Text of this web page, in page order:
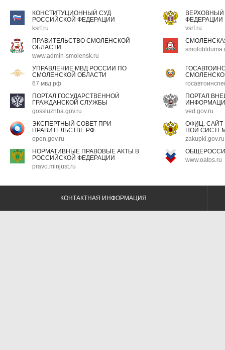
КОНСТИТУЦИОННЫЙ СУД
РОССИЙСКОЙ ФЕДЕРАЦИИ
ksrf.ru
ФЕДЕРАЦИИ
vsrf.ru
ПРАВИТЕЛЬСТВО СМОЛЕНСКОЙ
ОБЛАСТИ
www.admin-smolensk.ru
УПРАВЛЕНИЕ МВД РОССИИ ПО
СМОЛЕНСКОЙ ОБЛАСТИ
67.мвд.рф
ПОРТАЛ ГОСУДАРСТВЕННОЙ
ГРАЖДАНСКОЙ СЛУЖБЫ
gossluzhba.gov.ru
ПОРТАЛ
ved.gov.ru
ЭКСПЕРТНЫЙ СОВЕТ ПРИ
ПРАВИТЕЛЬСТВЕ РФ
open.gov.ru
ОФИЦ.
НОЙ
zakupki.gov.ru
НОРМАТИВНЫЕ ПРАВОВЫЕ АКТЫ В
РОССИЙСКОЙ ФЕДЕРАЦИИ
pravo.minjust.ru
www.oatos.ru
КОНТАКТНАЯ ИНФОРМАЦИЯ